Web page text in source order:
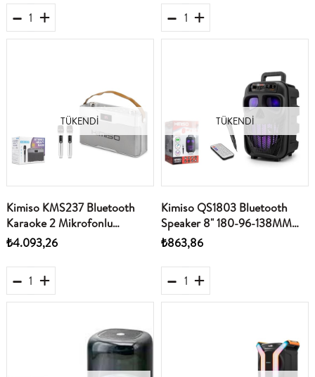
TÜKENDI
Kimiso KMS237 Bluetooth
Karaoke 2 Mikrofonlu
Speaker 4x15W 270-260-
₺4.093,26
TÜKENDI
Kimiso QS1803 Bluetooth
Speaker 8" 180-96-138MM
(BT-USB-FM -TF-AM-SW)
₺863,86